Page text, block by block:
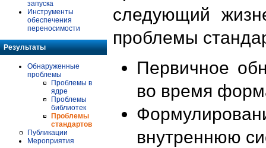
запуска
Инструменты
обеспечения
переносимости
Результаты
Обнаруженные
проблемы
Проблемы в
ядре
Проблемы
библиотек
Проблемы
стандартов
Публикации
Мероприятия
следующий
проблемы
Первичное
во время
внутреннюю